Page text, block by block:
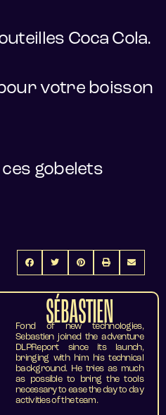
Coca Cola.
votre boisson
gobelets
SÉBASTIEN
Fond of new technologies,
Sebastien joined the adventure
DLPReport since its launch,
bringing with him his technical
background. He tries as much
as possible to bring the tools
necessary to ease the day to day
activities of the team.